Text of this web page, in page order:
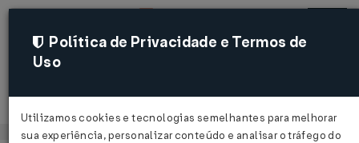
Acessar
Política de Privacidade e Termos de
Uso
Utilizamos cookies e tecnologias semelhantes para melhorar
sua experiência, personalizar conteúdo e analisar o tráfego do